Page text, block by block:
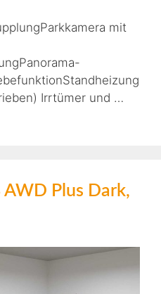
mit
Irrtümer und …
Plus Dark,